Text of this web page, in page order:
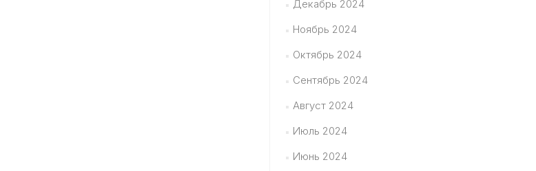
Декабрь 2024
Ноябрь 2024
Октябрь 2024
Сентябрь 2024
Август 2024
Июль 2024
Июнь 2024